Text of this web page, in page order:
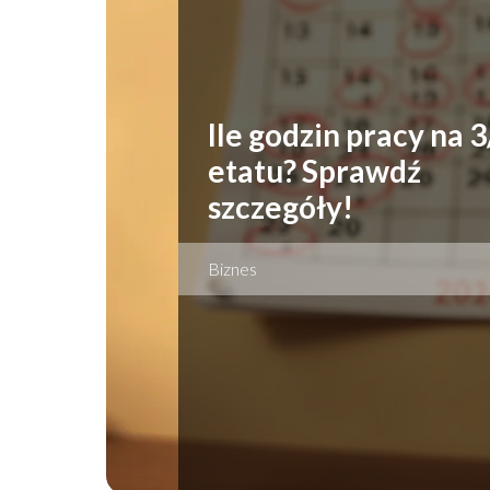
Ile godzin pracy na
etatu? Sprawdź
szczegóły!
Biznes